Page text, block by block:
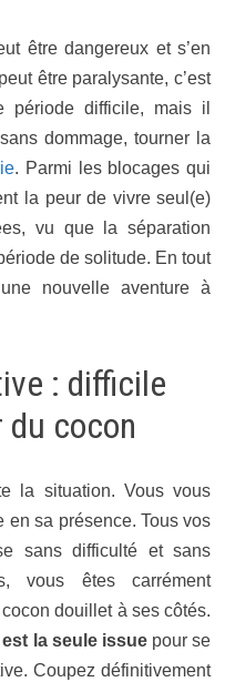
être dangereux et s’en
être paralysante, c’est
période difficile, mais il
dommage, tourner la
. Parmi les blocages qui
la peur de vivre seul(e)
vu que la séparation
de solitude. En tout
nouvelle aventure à
: difficile
cocon
la situation. Vous vous
en sa présence. Tous vos
sans difficulté et sans
vous êtes carrément
douillet à ses côtés.
la seule issuepour se
Coupez définitivement